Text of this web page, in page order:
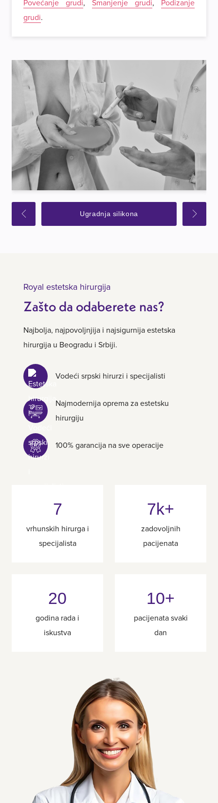
Povećanje grudi, Smanjenje grudi, Podizanje
grudi.
Ugradnja silikona
Royal estetska hirurgija
Zašto da odaberete nas?
Najbolja, najpovoljnjija i najsigurnija estetska
hirurgija u Beogradu i Srbiji.
Vodeći srpski hirurzi i specijalisti
Najmodernija oprema za estetsku
hirurgiju
100% garancija na sve operacije
7
vrhunskih hirurga i
specijalista
7k+
zadovoljnih
pacijenata
20
godina rada i
iskustva
10+
pacijenata svaki
dan